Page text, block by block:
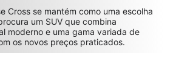
Cross se mantém como uma escolha
um SUV que combina
moderno e uma gama variada de
os novos preços praticados.